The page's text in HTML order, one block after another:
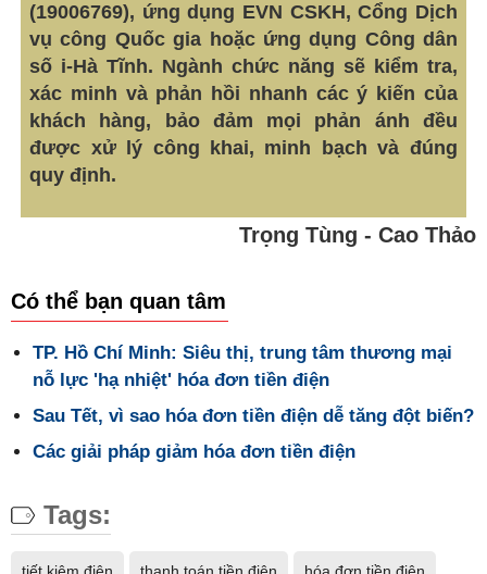
(19006769), ứng dụng EVN CSKH, Cổng Dịch
vụ công Quốc gia hoặc ứng dụng Công dân
số i-Hà Tĩnh. Ngành chức năng sẽ kiểm tra,
xác minh và phản hồi nhanh các ý kiến của
khách hàng, bảo đảm mọi phản ánh đều
được xử lý công khai, minh bạch và đúng
quy định.
Trọng Tùng - Cao Thảo
Có thể bạn quan tâm
TP. Hồ Chí Minh: Siêu thị, trung tâm thương mại
nỗ lực 'hạ nhiệt' hóa đơn tiền điện
Sau Tết, vì sao hóa đơn tiền điện dễ tăng đột biến?
Các giải pháp giảm hóa đơn tiền điện
Tags: